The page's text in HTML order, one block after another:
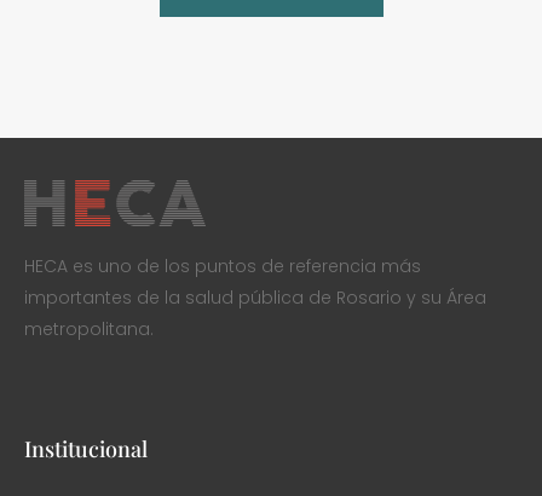
HECA es uno de los puntos de referencia más
importantes de la salud pública de Rosario y su Área
metropolitana.
Institucional